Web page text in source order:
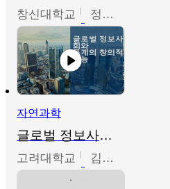
창신대학교 정연균
자연과학
글로벌 정보사회와 통계의 창의적 기능
고려대학교 김희영